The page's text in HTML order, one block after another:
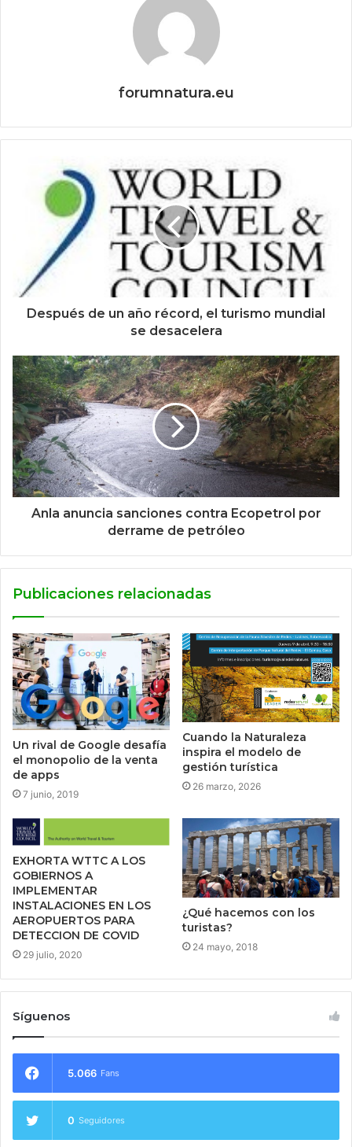
forumnatura.eu
Después de un año récord, el turismo mundial
se desacelera
Anla anuncia sanciones contra Ecopetrol por
derrame de petróleo
Publicaciones relacionadas
Un rival de Google desafía
el monopolio de la venta
de apps
7 junio, 2019
Cuando la Naturaleza
inspira el modelo de
gestión turística
26 marzo, 2026
EXHORTA WTTC A LOS
GOBIERNOS A
IMPLEMENTAR
INSTALACIONES EN LOS
AEROPUERTOS PARA
DETECCION DE COVID
29 julio, 2020
¿Qué hacemos con los
turistas?
24 mayo, 2018
Síguenos
5.066 Fans
0 Seguidores